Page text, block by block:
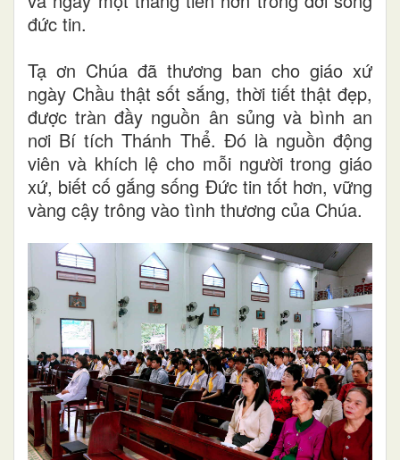
đức tin.
Tạ ơn Chúa đã thương ban cho giáo xứ
ngày Chầu thật sốt sắng, thời tiết thật đẹp,
được tràn đầy nguồn ân sủng và bình an
nơi Bí tích Thánh Thể. Đó là nguồn động
viên và khích lệ cho mỗi người trong giáo
xứ, biết cố gắng sống Đức tin tốt hơn, vững
vàng cậy trông vào tình thương của Chúa.